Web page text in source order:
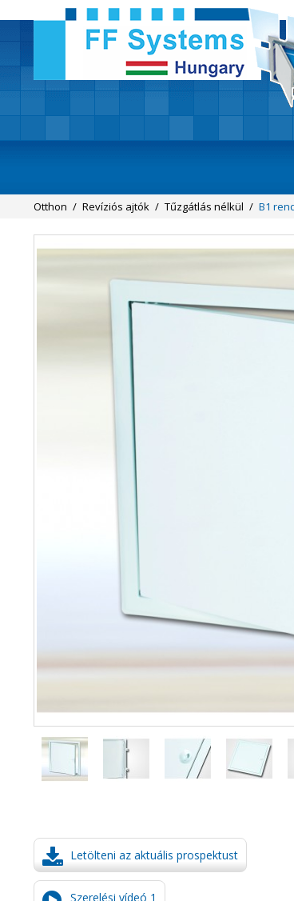
Otthon / Revíziós ajtók / Tűzgátlás nélkül / B1
Letölteni az aktuális prospektust
Szerelési vídeó 1